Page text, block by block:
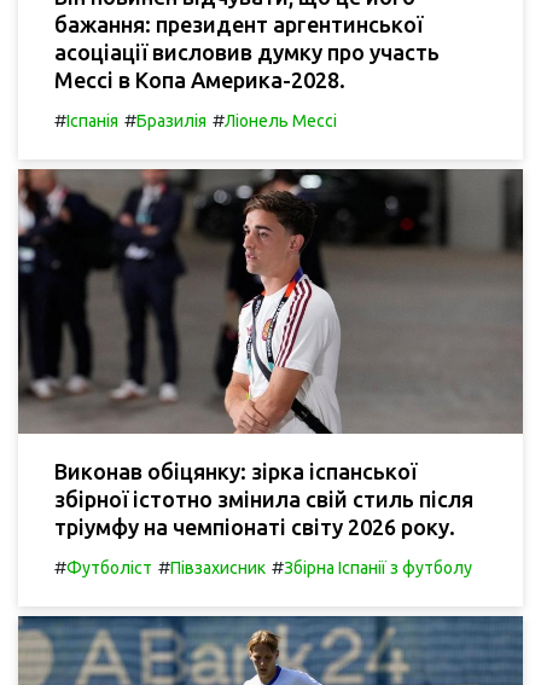
бажання: президент аргентинської
асоціації висловив думку про участь
Мессі в Копа Америка-2028.
#Іспанія #Бразилія #Ліонель Мессі
Виконав обіцянку: зірка іспанської
збірної істотно змінила свій стиль після
тріумфу на чемпіонаті світу 2026 року.
#Футболіст #Півзахисник #Збірна Іспанії з футболу